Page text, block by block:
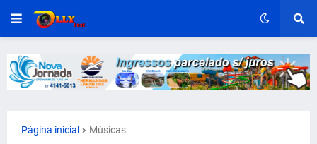
Página inicial Músicas